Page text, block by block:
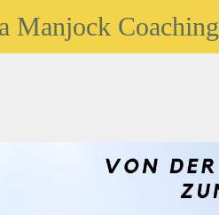
Manjock Coaching